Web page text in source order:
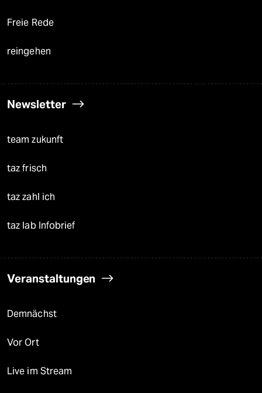
Freie Rede
reingehen
Newsletter
team zukunft
taz frisch
taz zahl ich
taz lab Infobrief
Veranstaltungen
Demnächst
Vor Ort
Live im Stream